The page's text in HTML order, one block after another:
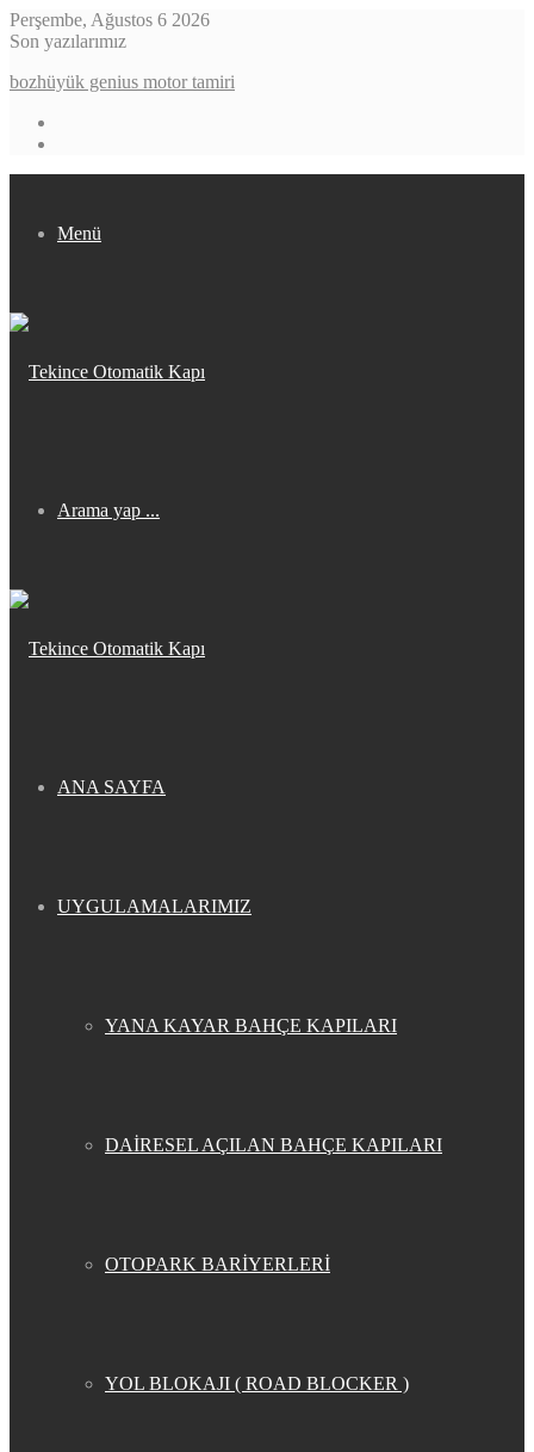
Perşembe, Ağustos 6 2026
Son yazılarımız
bozhüyük genius motor tamiri
Menü
Arama yap ...
ANA SAYFA
UYGULAMALARIMIZ
YANA KAYAR BAHÇE KAPILARI
DAİRESEL AÇILAN BAHÇE KAPILARI
OTOPARK BARİYERLERİ
YOL BLOKAJI ( ROAD BLOCKER )